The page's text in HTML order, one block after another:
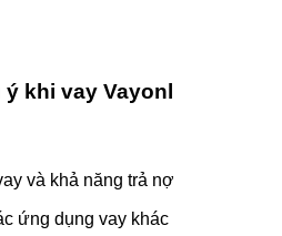
khi vay Vayonl
và khả năng trả nợ
ứng dụng vay khác